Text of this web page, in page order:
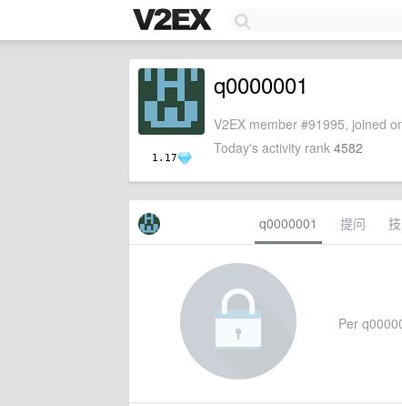
1.17
q0000001
V2EX member #91995, joined
Today's activity rank 4582
q0000001 提问
Per